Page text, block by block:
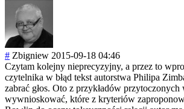
# Zbigniew 2015-09-18 04:46
Czytam kolejny nieprecyzyjny, a przez to
czytelnika w błąd tekst autorstwa Philipa
zabrać głos. Oto z przykładów
wywnioskować, które z kryteriów